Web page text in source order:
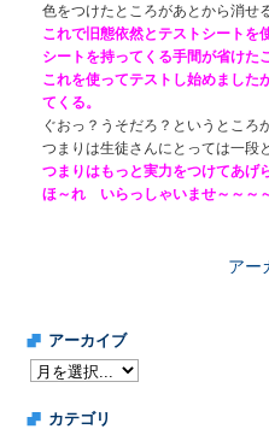
色をつけたところがあとから消せ
これで旧態依然とテストシートを
シートを持ってくる手間が省けた
これを使ってテストし始めました
てくる。
ぐおっ？うそだろ？というところ
つまりは生徒さんにとっては一段
つまりはもっと実力をつけてあげ
ほ～れ いらっしゃいませ～～～
アー
アーカイブ
カテゴリ